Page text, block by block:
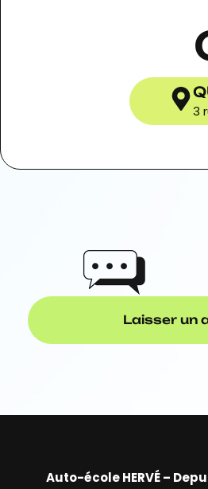
3
Laisser un
Auto-école HERVÉ –